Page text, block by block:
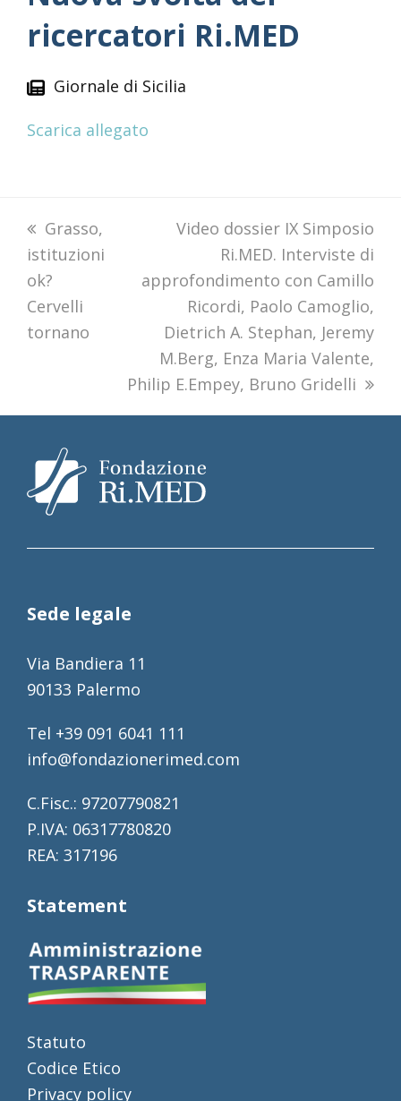
ricercatori Ri.MED
Giornale di Sicilia
Scarica allegato
previous
post:
Grasso,
istituzioni
ok?
Cervelli
tornano
next
Video dossier IX Simposio
Ri.MED. Interviste di
approfondimento con Camillo
Ricordi, Paolo Camoglio,
Dietrich A. Stephan, Jeremy
M.Berg, Enza Maria Valente,
Philip E.Empey, Bruno Gridelli
Sede legale
Via Bandiera 11
90133 Palermo
Tel +39 091 6041 111
info@fondazionerimed.com
C.Fisc.: 97207790821
P.IVA: 06317780820
REA: 317196
Statement
Statuto
Codice Etico
Privacy policy